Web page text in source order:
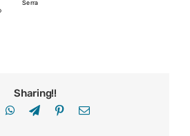
Serra
Sharing!!
WhatsApp
TelegramPinterestEmail